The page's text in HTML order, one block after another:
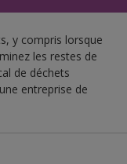
y compris lorsque
les restes de
de déchets
entreprise de